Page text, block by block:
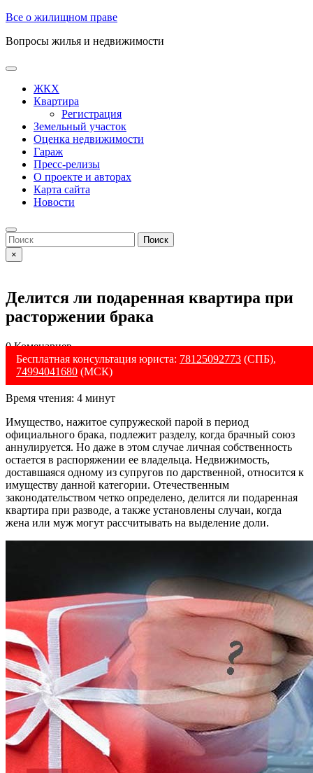
Skip
content
Все о жилищном праве
Вопросы жилья и недвижимости
Open
ButtonЖКХ
Квартира
Регистрация
Земельный участок
Оценка недвижимости
Гараж
Пресс-релизы
О проекте и авторах
Карта сайта
Новости
Close
Button
Search
for:
×
Делится ли подаренная квартира при
расторжении брака
0 Коменариев
Бесплатная консультация юриста: 78125092773 (СПБ),
74994041680 (МСК)
Время чтения: 4 минут
Имущество, нажитое супружеской парой в период
официального брака, подлежит разделу, когда брачный союз
аннулируется. Но даже в этом случае личная собственность
остается в распоряжении ее владельца. Недвижимость,
доставшаяся одному из супругов по дарственной, относится к
имуществу данной категории. Отечественным
законодательством четко определено, делится ли подаренная
квартира при разводе, а также установлены случаи, когда
жена или муж могут рассчитывать на выделение доли.